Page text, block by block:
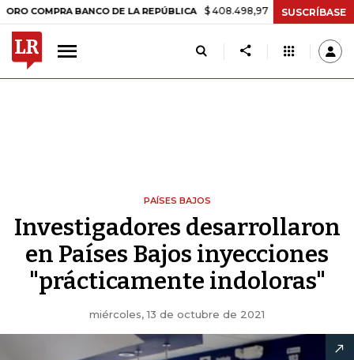
BANCO DE LA REPÚBLICA $ 408.498,97 +$ 8.753,81 +2,19%
SUSCRÍBASE
PAÍSES BAJOS
Investigadores desarrollaron
en Países Bajos inyecciones
"prácticamente indoloras"
miércoles, 13 de octubre de 2021